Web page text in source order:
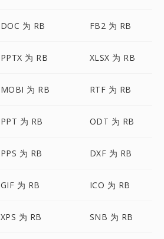
DOC 为 RB FB2 为 RB
PPTX 为 RB XLSX 为 RB
MOBI 为 RB RTF 为 RB
PPT 为 RB ODT 为 RB
PPS 为 RB DXF 为 RB
GIF 为 RB ICO 为 RB
XPS 为 RB SNB 为 RB